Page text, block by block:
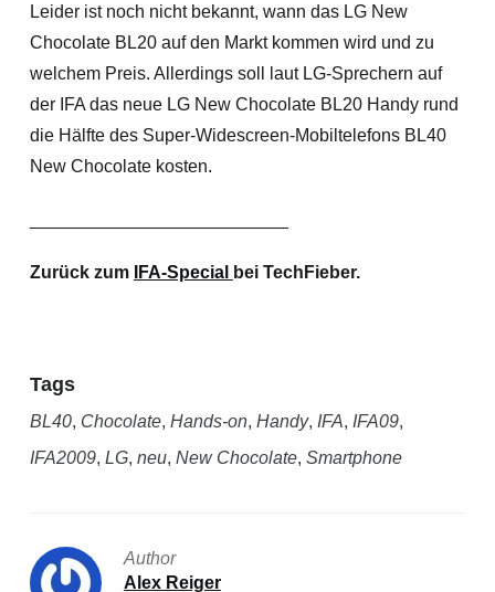
Leider ist noch nicht bekannt, wann das LG New
Chocolate BL20 auf den Markt kommen wird und zu
welchem Preis. Allerdings soll laut LG-Sprechern auf
der IFA das neue LG New Chocolate BL20 Handy rund
die Hälfte des Super-Widescreen-Mobiltelefons BL40
New Chocolate kosten.
Zurück zum IFA-Special bei TechFieber.
Tags
BL40, Chocolate, Hands-on, Handy, IFA, IFA09,
IFA2009, LG, neu, New Chocolate, Smartphone
Author
Alex Reiger